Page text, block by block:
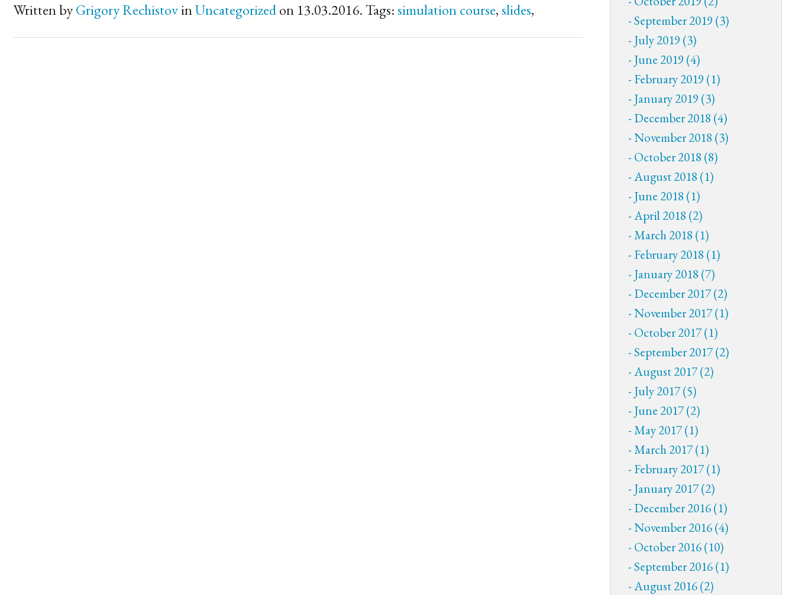
Written byGrigory RechistovinUncategorizedon 13.03.2016. Tags:simulation course,slides,
September 2019 (3)
July 2019 (3)
June 2019 (4)
February 2019 (1)
January 2019 (3)
December 2018 (4)
November 2018 (3)
October 2018 (8)
August 2018 (1)
June 2018 (1)
April 2018 (2)
March 2018 (1)
February 2018 (1)
January 2018 (7)
December 2017 (2)
November 2017 (1)
October 2017 (1)
September 2017 (2)
August 2017 (2)
July 2017 (5)
June 2017 (2)
May 2017 (1)
March 2017 (1)
February 2017 (1)
January 2017 (2)
December 2016 (1)
November 2016 (4)
October 2016 (10)
September 2016 (1)
August 2016 (2)